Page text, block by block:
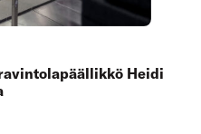
Heidi